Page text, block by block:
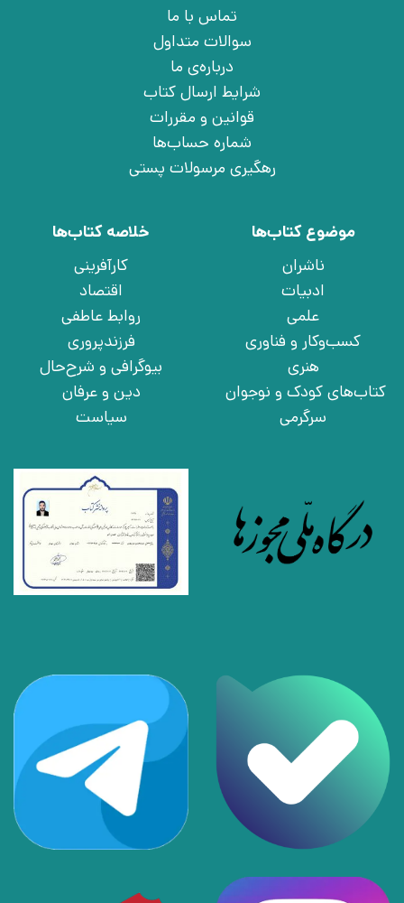
تماس با ما
سوالات متداول
درباره‌ی ما
شرایط ارسال کتاب
قوانین و مقررات
شماره حساب‌ها
رهگیری مرسولات پستی
موضوع کتاب‌ها
ناشران
ادبیات
علمی
کسب‌وکار و فناوری
هنری
کتاب‌های کودک و نوجوان
سرگرمی
خلاصه کتاب‌ها
کارآفرینی
اقتصاد
روابط عاطفی
فرزندپروری
بیوگرافی و شرح‌حال
دین و عرفان
سیاست